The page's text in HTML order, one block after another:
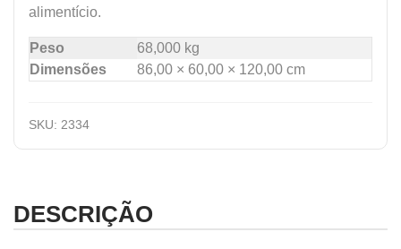
alimentício.
Peso
68,000 kg
Dimensões
86,00 × 60,00 × 120,00 cm
SKU: 2334
DESCRIÇÃO